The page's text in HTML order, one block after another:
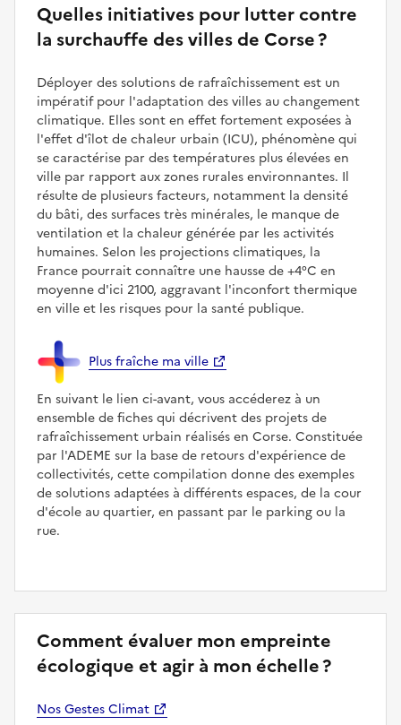
Quelles initiatives pour lutter contre
la surchauffe des villes de Corse ?
Déployer des solutions de rafraîchissement est un
impératif pour l'adaptation des villes au changement
climatique. Elles sont en effet fortement exposées à
l'effet d'îlot de chaleur urbain (ICU), phénomène qui
se caractérise par des températures plus élevées en
ville par rapport aux zones rurales environnantes. Il
résulte de plusieurs facteurs, notamment la densité
du bâti, des surfaces très minérales, le manque de
ventilation et la chaleur générée par les activités
humaines. Selon les projections climatiques, la
France pourrait connaître une hausse de +4°C en
moyenne d'ici 2100, aggravant l'inconfort thermique
en ville et les risques pour la santé publique.
Plus fraîche ma ville
En suivant le lien ci-avant, vous accéderez à un
ensemble de fiches qui décrivent des projets de
rafraîchissement urbain réalisés en Corse. Constituée
par l'ADEME sur la base de retours d'expérience de
collectivités, cette compilation donne des exemples
de solutions adaptées à différents espaces, de la cour
d'école au quartier, en passant par le parking ou la
rue.
Comment évaluer mon empreinte
écologique et agir à mon échelle ?
Nos Gestes Climat